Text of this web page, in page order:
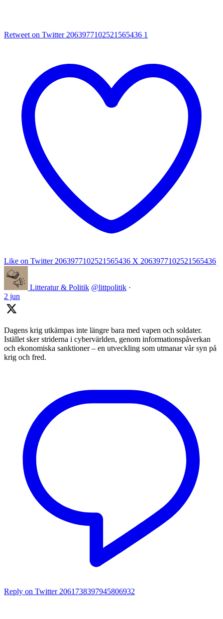
Retweet on Twitter 2063977102521565436 1
Like on Twitter 2063977102521565436 X 2063977102521565436
Litteratur & Politik @littpolitik ·
2 jun
Dagens krig utkämpas inte längre bara med vapen och soldater.
Istället sker striderna i cybervärlden, genom informationspåverkan
och ekonomiska sanktioner – en utveckling som utmanar vår syn på
krig och fred.
Reply on Twitter 2061738397945806932